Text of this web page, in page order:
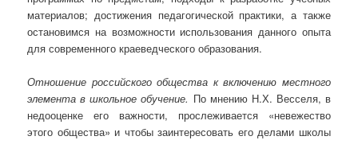
материалов; достижения педагогической практики, а также
остановимся на возможности использования данного опыта
для современного краеведческого образования.
Отношение российского общества к включению местного
элемента в школьное обучение. По мнению Н.Х. Весселя, в
недооценке его важности, прослеживается «невежество
этого общества» и чтобы заинтересовать его делами школы